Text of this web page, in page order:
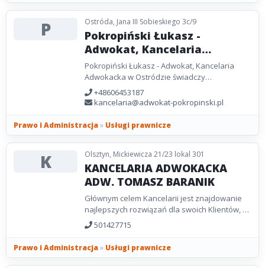
P Ostróda, Jana III Sobieskiego 3c/9
Pokropiński Łukasz -
Adwokat, Kancelaria
Adwokacka w Ostródzie
Pokropiński Łukasz - Adwokat, Kancelaria
Adwokacka w Ostródzie świadczy
kompleksową pomoc prawną dla osób
fizycznych oraz przedsiębiorców....
+48606453187
kancelaria@adwokat-pokropinski.pl
Prawo i Administracja» Usługi prawnicze
K Olsztyn, Mickiewicza 21/23 lokal 301
KANCELARIA ADWOKACKA
ADW. TOMASZ BARANIK
Głównym celem Kancelarii jest znajdowanie
najlepszych rozwiązań dla swoich Klientów, w
jak najkrótszym czasie, przy zaangażowaniu...
501427715
Prawo i Administracja» Usługi prawnicze